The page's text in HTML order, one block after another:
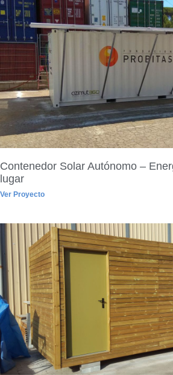
Contenedor Solar Autónomo –
lugar
Ver Proyecto